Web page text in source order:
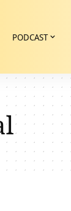
PODCAST